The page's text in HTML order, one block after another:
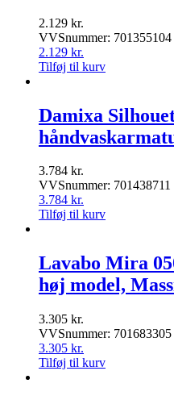
2.129 kr.
VVSnummer: 701355104
2.129 kr.
Tilføj til kurv
Damixa
3.784 kr.
VVSnummer: 701438711
3.784 kr.
Tilføj til kurv
Lavabo Mira
høj model,
3.305 kr.
VVSnummer: 701683305
3.305 kr.
Tilføj til kurv